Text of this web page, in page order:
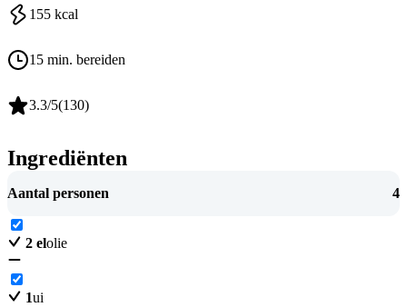
155 kcal
15 min. bereiden
3.3/5(130)
Ingrediënten
Aantal personen 4
2 elolie
1ui